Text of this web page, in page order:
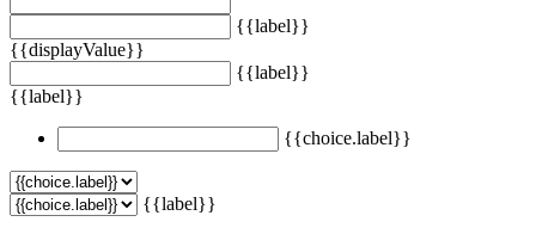
{{label}}
{{displayValue}}
{{label}}
{{label}}
{{choice.label}}
{{label}}